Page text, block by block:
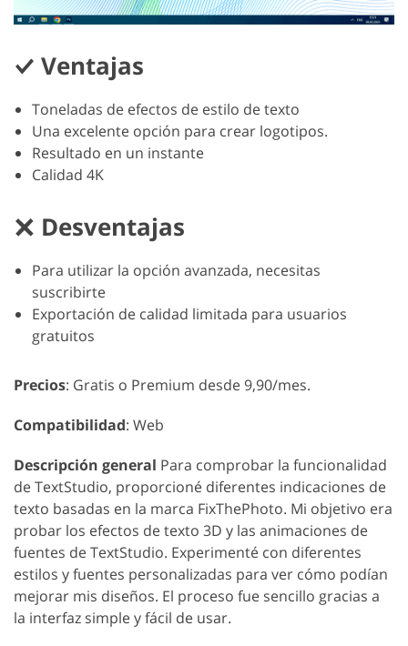
Ventajas
Toneladas de efectos de estilo de texto
Una excelente opción para crear logotipos.
Resultado en un instante
Calidad 4K
Desventajas
Para utilizar la opción avanzada, necesitas
suscribirte
Exportación de calidad limitada para usuarios
gratuitos
Precios: Gratis o Premium desde 9,90/mes.
Compatibilidad: Web
Descripción general Para comprobar la funcionalidad
de TextStudio, proporcioné diferentes indicaciones de
texto basadas en la marca FixThePhoto. Mi objetivo era
probar los efectos de texto 3D y las animaciones de
fuentes de TextStudio. Experimenté con diferentes
estilos y fuentes personalizadas para ver cómo podían
mejorar mis diseños. El proceso fue sencillo gracias a
la interfaz simple y fácil de usar.